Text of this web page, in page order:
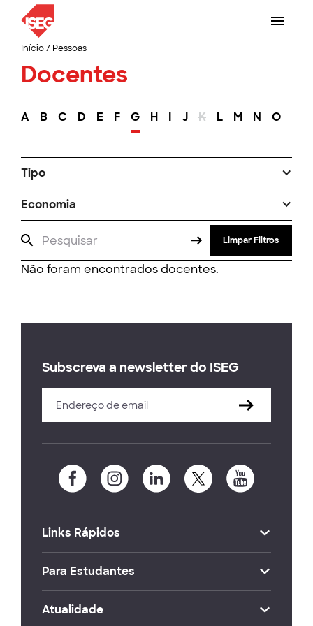
Início/ Pessoas
Docentes
A B C D E F G H I J K L M N O
Tipo
Economia
Limpar Filtros
Não foram encontrados docentes.
Subscreva a newsletter do ISEG
Links Rápidos
Para Estudantes
Atualidade